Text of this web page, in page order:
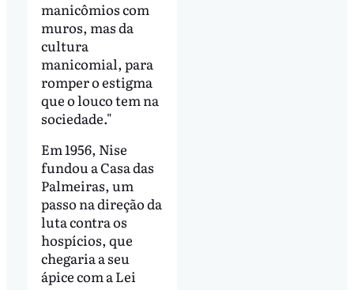
manicômios com
muros, mas da
cultura
manicomial, para
romper o estigma
que o louco tem na
sociedade."
Em 1956, Nise
fundou a Casa das
Palmeiras, um
passo na direção da
luta contra os
hospícios, que
chegaria a seu
ápice com a Lei